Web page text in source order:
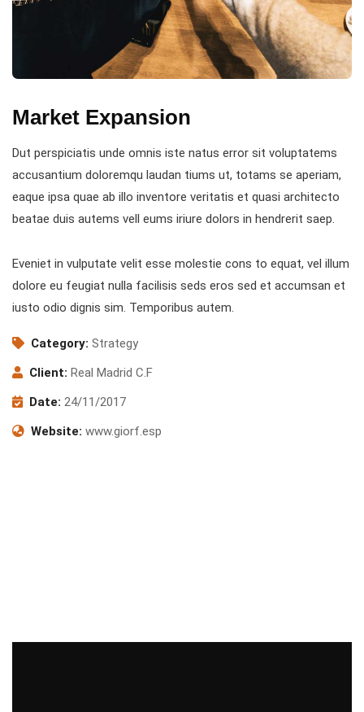
Market Expansion
Dut perspiciatis unde omnis iste natus error sit voluptatems
accusantium doloremqu laudan tiums ut, totams se aperiam,
eaque ipsa quae ab illo inventore veritatis et quasi architecto
beatae duis autems vell eums iriure dolors in hendrerit saep.
Eveniet in vulputate velit esse molestie cons to equat, vel illum
dolore eu feugiat nulla facilisis seds eros sed et accumsan et
iusto odio dignis sim. Temporibus autem.
Category: Strategy
Client: Real Madrid C.F
Date: 24/11/2017
Website: www.giorf.esp